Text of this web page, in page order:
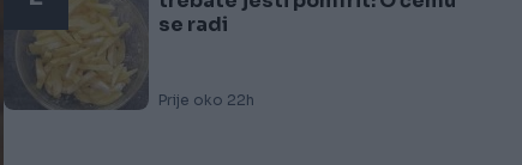
se radi
Prije oko 22h